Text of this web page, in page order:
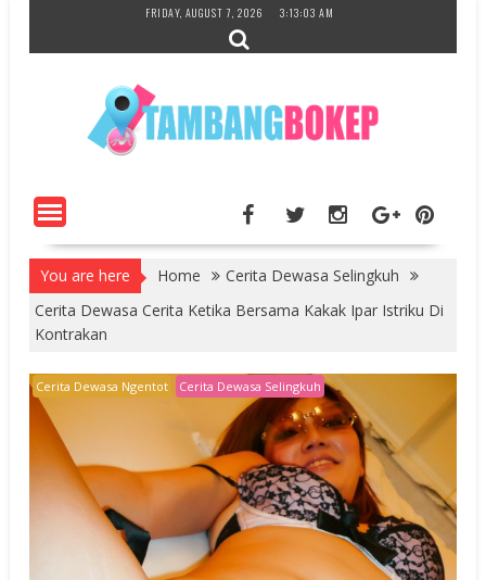
content
FRIDAY, AUGUST 7, 2026 3:13:04 AM
You are here Home
Cerita Dewasa Selingkuh
Cerita Dewasa Cerita Ketika Bersama Kakak Ipar Istriku Di
Kontrakan
Cerita Dewasa Ngentot Cerita Dewasa Selingkuh